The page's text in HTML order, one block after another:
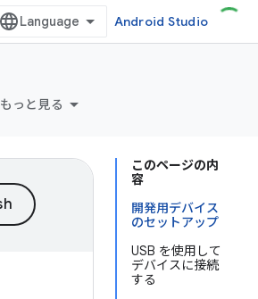
Android Studio
もっと見る
このページの内
容
開発用デバイス
のセットアップ
USB を使用して
デバイスに接続
する